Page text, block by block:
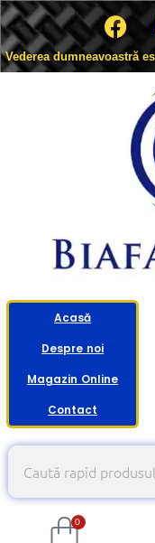
Vederea dumneavoastră
Acasă
Despre noi
Magazin Online
Contact
0